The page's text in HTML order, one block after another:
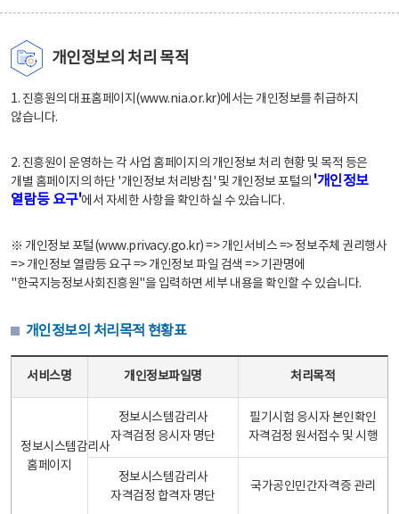
개인정보의 처리 목적
1. 진흥원의 대표홈페이지(www.nia.or.kr)에서는 개인정보를 취급하지
않습니다.
2. 진흥원이 운영하는 각 사업 홈페이지의 개인정보 처리 현황 및 목적 등은
개별 홈페이지의 하단 '개인정보 처리방침' 및 개인정보 포털의 '개인정보
열람등 요구'에서 자세한 사항을 확인하실 수 있습니다.
※ 개인정보 포털(www.privacy.go.kr) => 개인서비스 => 정보주체 권리행사
=> 개인정보 열람등 요구 => 개인정보 파일 검색 => 기관명에
"한국지능정보사회진흥원"을 입력하면 세부 내용을 확인할 수 있습니다.
개인정보의 처리목적 현황표
서비스명 개인정보파일명 처리목적
정보시스템감리사
홈페이지
정보시스템감리사
자격검정 응시자 명단
필기시험 응시자 본인확인
자격검정 원서접수 및 시행
정보시스템감리사
자격검정 합격자 명단
국가공인민간자격증 관리